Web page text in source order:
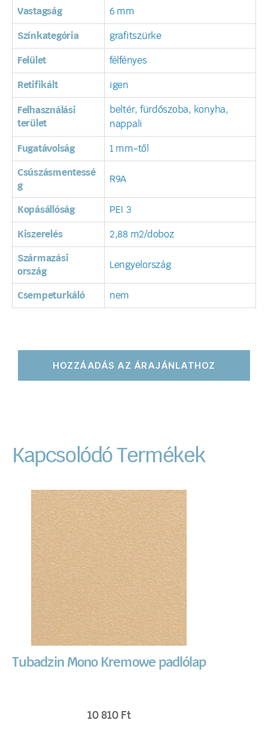
Vastagság 6 mm
Színkategória grafitszürke
Felület félfényes
Retifikált igen
Felhasználási
terület
beltér, fürdőszoba, konyha,
nappali
Fugatávolság 1 mm-től
Csúszásmentessé
g
R9A
Kopásállóság PEI 3
Kiszerelés 2,88 m2/doboz
Származási
ország
Lengyelország
Csempeturkáló nem
HOZZÁADÁS AZ ÁRAJÁNLATHOZ
Kapcsolódó Termékek
Tubadzin Mono Kremowe padlólap
10 810 Ft